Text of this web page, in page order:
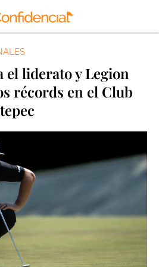
el liderato y Legion
récords en el Club